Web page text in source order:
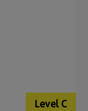
Level C